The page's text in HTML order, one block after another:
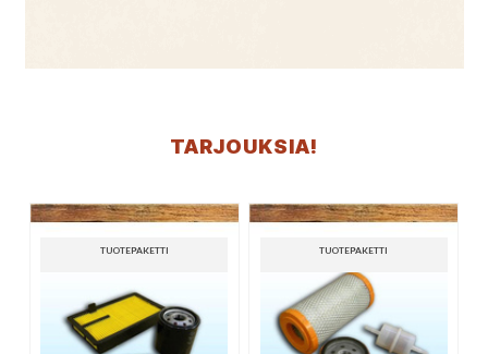
TARJOUKSIA!
TUOTEPAKETTI TUOTEPAKETTI